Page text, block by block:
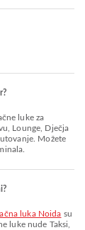
luke za
Lounge, Dječja
Možete
luka Noida su
luke nude Taksi,